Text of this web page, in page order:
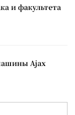
и факультета
Ajax